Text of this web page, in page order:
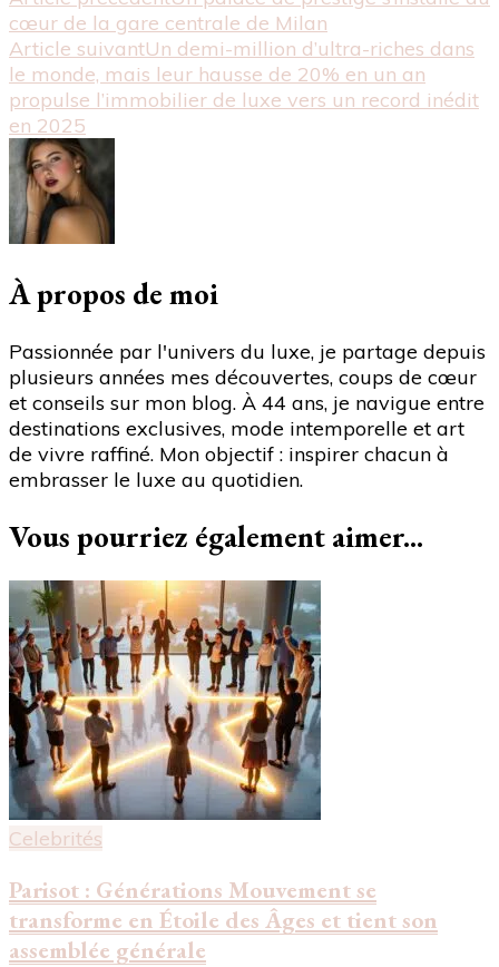
énigmatique
d’une
étoile
gigantesque
dans
la
galaxie
d’Andromède
:
mystère
cosmique
élucidé"
d'article
cœur de la gare centrale de Milan
Article suivantUn demi-million d’ultra-riches dans
le monde, mais leur hausse de 20% en un an
propulse l’immobilier de luxe vers un record inédit
en 2025
À propos de moi
Passionnée par l'univers du luxe, je partage depuis
plusieurs années mes découvertes, coups de cœur
et conseils sur mon blog. À 44 ans, je navigue entre
destinations exclusives, mode intemporelle et art
de vivre raffiné. Mon objectif : inspirer chacun à
embrasser le luxe au quotidien.
Vous pourriez également aimer...
Celebrités
Parisot : Générations Mouvement se
transforme en Étoile des Âges et tient son
assemblée générale